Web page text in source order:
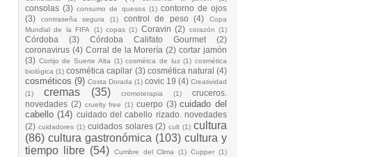
consolas (3) consumo de quesos (1) contorno de ojos
(3)
contraseña segura (1) control de peso (4)
Copa
Mundial de la FIFA (1) copas (1) Coravin (2) corazón (1)
Córdoba (3) Córdoba Califato Gourmet
(2)
coronavirus (4) Corral de la Morería (2) cortar jamón
(3) Cortijo de Suerte Alta (1) cosmétca de luz (1) cosmética
biológica (1) cosmética capilar (3) cosmética natural (4)
cosméticos (9) Costa Dorada (1) covic 19 (4) Creatividad
(1)
cremas (35) cromoterapia (1)
cruceros.
novedades (2) cruelty free (1) cuerpo (3) cuidado del
cabello (14) cuidado del cabello rizado. novedades
(2) cuidadores (1) cuidados solares (2) cult (1) cultura
(86) cultura gastronómica (103) cultura y
tiempo libre (54) Cumbre del Clima (1) Cupper (1)